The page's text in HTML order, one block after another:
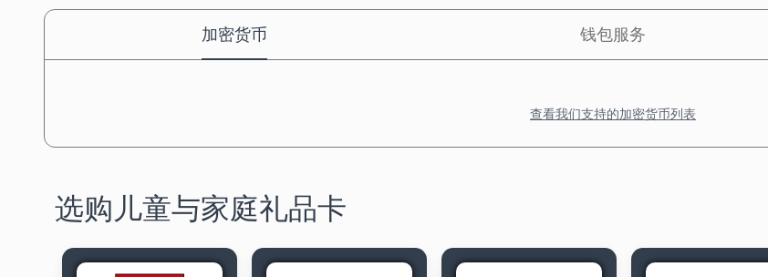
加密货币 钱包服务
查看我们支持的加密货币列表
选购儿童与家庭礼品卡